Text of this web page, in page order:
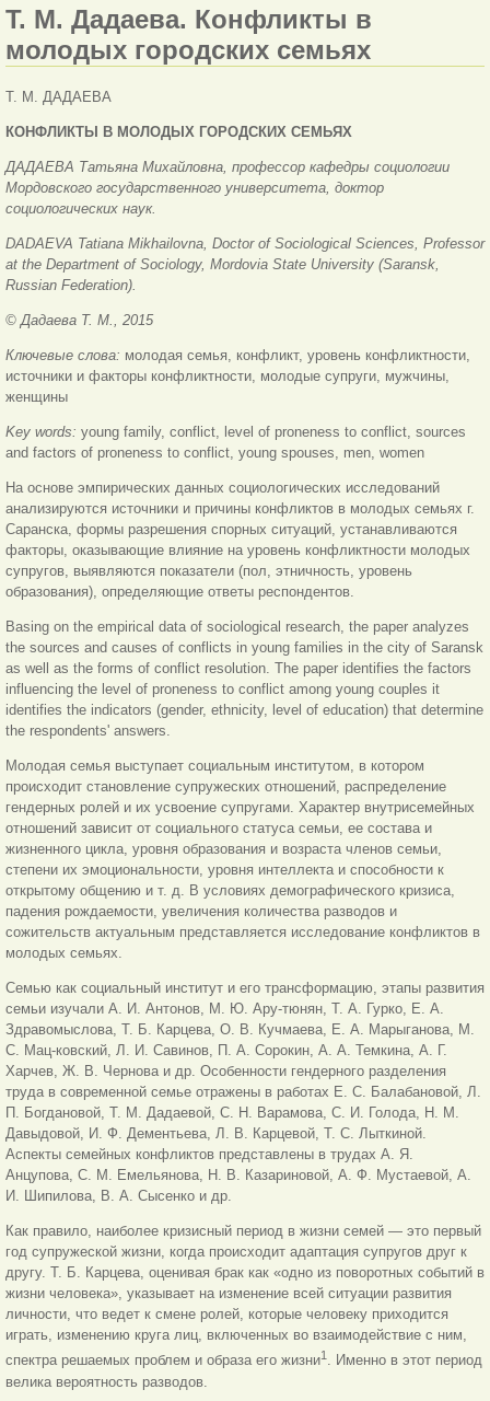
Т. М. Дадаева. Конфликты в
молодых городских семьях
Т. М. ДАДАЕВА
КОНФЛИКТЫ В МОЛОДЫХ ГОРОДСКИХ СЕМЬЯХ
ДАДАЕВА Татьяна Михайловна, профессор кафедры социологии
Мордовского государственного университета, доктор
социологических наук.
DADAEVA Tatiana Mikhailovna, Doctor of Sociological Sciences, Professor
at the Department of Sociology, Mordovia State University (Saransk,
Russian Federation).
© Дадаева Т. М., 2015
Ключевые слова: молодая семья, конфликт, уровень конфликтности,
источники и факторы конфликтности, молодые супруги, мужчины,
женщины
Key words: young family, conflict, level of proneness to conflict, sources
and factors of proneness to conflict, young spouses, men, women
На основе эмпирических данных социологических исследований
анализируются источники и причины конфликтов в молодых семьях г.
Саранска, формы разрешения спорных ситуаций, устанавливаются
факторы, оказывающие влияние на уровень конфликтности молодых
супругов, выявляются показатели (пол, этничность, уровень
образования), определяющие ответы респондентов.
Basing on the empirical data of sociological research, the paper analyzes
the sources and causes of conflicts in young families in the city of Saransk
as well as the forms of conflict resolution. The paper identifies the factors
influencing the level of proneness to conflict among young couples it
identifies the indicators (gender, ethnicity, level of education) that determine
the respondents' answers.
Молодая семья выступает социальным институтом, в котором
происходит становление супружеских отношений, распределение
гендерных ролей и их усвоение супругами. Характер внутрисемейных
отношений зависит от социального статуса семьи, ее состава и
жизненного цикла, уровня образования и возраста членов семьи,
степени их эмоциональности, уровня интеллекта и способности к
открытому общению и т. д. В условиях демографического кризиса,
падения рождаемости, увеличения количества разводов и
сожительств актуальным представляется исследование конфликтов в
молодых семьях.
Семью как социальный институт и его трансформацию, этапы развития
семьи изучали А. И. Антонов, М. Ю. Ару-тюнян, Т. А. Гурко, Е. А.
Здравомыслова, Т. Б. Карцева, О. В. Кучмаева, Е. А. Марыганова, М.
С. Мац-ковский, Л. И. Савинов, П. А. Сорокин, А. А. Темкина, А. Г.
Харчев, Ж. В. Чернова и др. Особенности гендерного разделения
труда в современной семье отражены в работах Е. С. Балабановой, Л.
П. Богдановой, Т. М. Дадаевой, С. Н. Варамова, С. И. Голода, Н. М.
Давыдовой, И. Ф. Дементьева, Л. В. Карцевой, Т. С. Лыткиной.
Аспекты семейных конфликтов представлены в трудах А. Я.
Анцупова, С. М. Емельянова, Н. В. Казариновой, А. Ф. Мустаевой, А.
И. Шипилова, В. А. Сысенко и др.
Как правило, наиболее кризисный период в жизни семей — это первый
год супружеской жизни, когда происходит адаптация супругов друг к
другу. Т. Б. Карцева, оценивая брак как «одно из поворотных событий в
жизни человека», указывает на изменение всей ситуации развития
личности, что ведет к смене ролей, которые человеку приходится
играть, изменению круга лиц, включенных во взаимодействие с ним,
спектра решаемых проблем и образа его жизни1 . Именно в этот период
велика вероятность разводов.